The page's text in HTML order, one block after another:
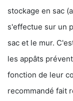
stockage en sac
s'effectue sur un
sac et le mur.
les appâts
fonction de leur
recommandé fait